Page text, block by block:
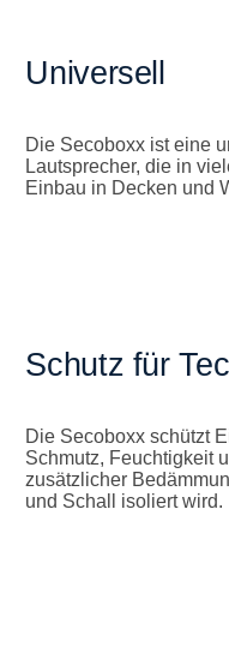
Universell
Die Secoboxx ist eine
Lautsprecher, die in
Einbau in Decken und
Schutz für
Die Secoboxx schützt
Schmutz, Feuchtigkeit
zusätzlicher
und Schall isoliert wird.